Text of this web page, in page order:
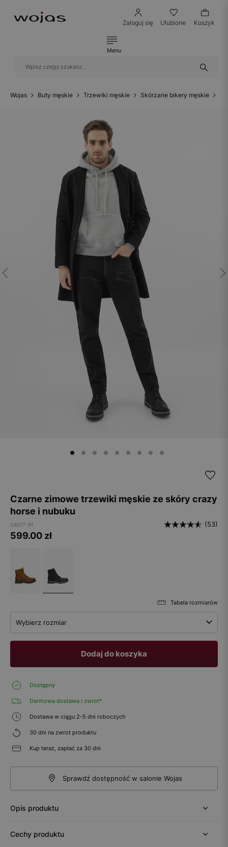
Zaloguj się Ulubione Koszyk
Menu
Wojas Buty męskie Trzewiki męskie Skórzane bikery męskie
Czarne zimowe trzewiki męskie ze skóry crazy
horse i nubuku
24077-91 (53)
599.00 zł
Tabela rozmiarów
Wybierz rozmiar
Dodaj do koszyka
Dostępny
Darmowa dostawa i zwrot*
Dostawa w ciągu 2-5 dni roboczych
30 dni na zwrot produktu
Kup teraz, zapłać za 30 dni
Sprawdź dostępność w salonie Wojas
Opis produktu
Cechy produktu